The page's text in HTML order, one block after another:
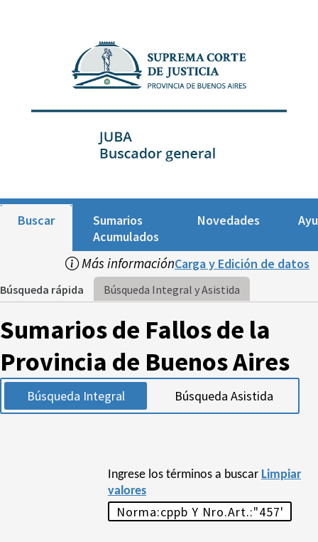
Buscar
Sumarios
Acumulados
Novedades
Más informaciónCarga y Edición de datos
Búsqueda rápida Búsqueda Integral y Asistida
Sumarios de Fallos de la
Provincia de Buenos Aires
Búsqueda Integral Búsqueda Asistida
Ingrese los términos a buscar Limpiar
valores